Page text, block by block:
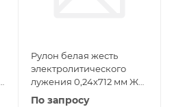
Рулон белая жесть
электролитического
лужения 0,24х712 мм ЖК
ГОСТ Р 52204-2004
По запросу